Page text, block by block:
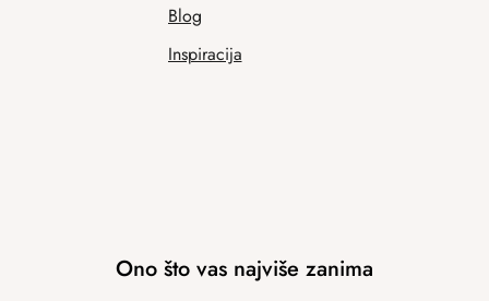
Blog
Inspiracija
Ono što vas najviše zanima